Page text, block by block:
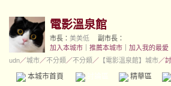
電影溫泉館
市長： 美美低
副市長：
加入本城市
推薦本城市 加入我的最愛
udn／城市／不分類 ／不分類 ／ 【電影溫泉館】城市／
本城市首頁 精華區